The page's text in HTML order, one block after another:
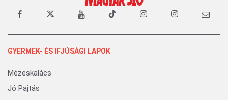
GYERMEK- ÉS IFJÚSÁGI LAPOK
Mézeskalács
Jó Pajtás